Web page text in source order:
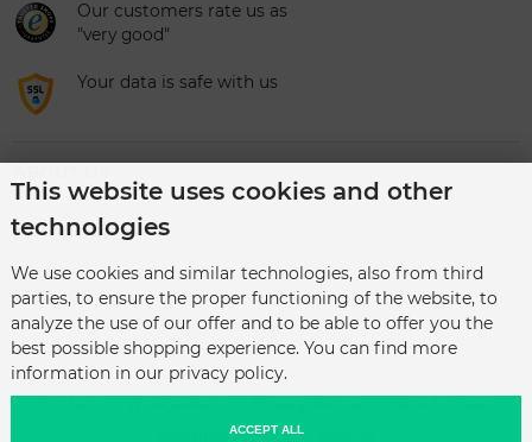
Our customers rate us as
"very good"
Your data is safe with us
CATEGORIES
SERVICE
Conditions of Use
This website uses cookies and other
technologies
We use cookies and similar technologies, also from third
parties, to ensure the proper functioning of the website, to
analyze the use of our offer and to be able to offer you the
best possible shopping experience. You can find more
information in our privacy policy.
ACCEPT ALL